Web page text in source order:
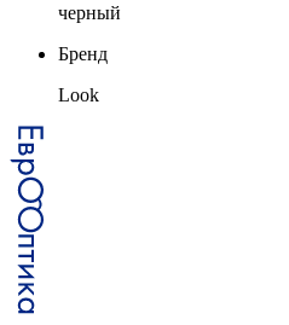
черный
Бренд
Look